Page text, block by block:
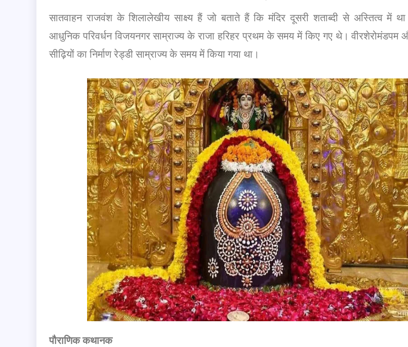
सातवाहन राजवंश के शिलालेखीय साक्ष्य हैं जो बताते हैं कि मंदिर दूसरी शताब्दी से अस्तित्व में
आधुनिक परिवर्धन विजयनगर साम्राज्य के राजा हरिहर प्रथम के समय में किए गए थे। वीरशेरोमंडपम
सीढ़ियों का निर्माण रेड्डी साम्राज्य के समय में किया गया था।
पौराणिक कथानक